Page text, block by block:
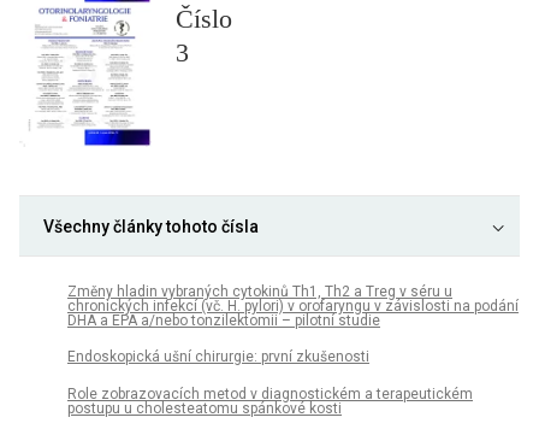
Číslo
3
Všechny články tohoto čísla
Změny hladin vybraných cytokinů Th1, Th2 a Treg v séru u
chronických infekcí (vč. H. pylori) v orofaryngu v závislosti na podání
DHA a EPA a/nebo tonzilektomii – pilotní studie
Endoskopická ušní chirurgie: první zkušenosti
Role zobrazovacích metod v diagnostickém a terapeutickém
postupu u cholesteatomu spánkové kosti